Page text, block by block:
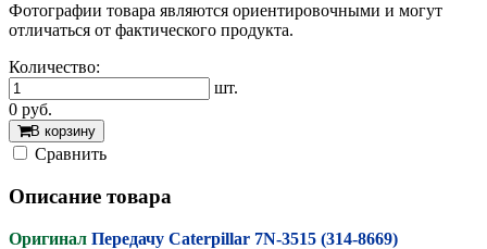
Фотографии товара являются ориентировочными и могут
отличаться от фактического продукта.
Количество:
шт.
0 руб.
В корзину
Cравнить
Описание товара
Оригинал Передачу Caterpillar 7N-3515 (314-8669)